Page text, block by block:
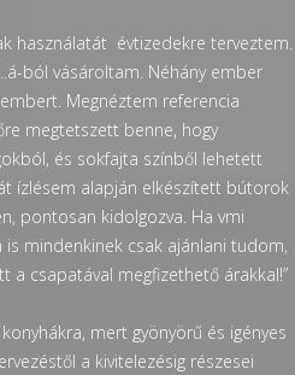
használatát évtizedekre terveztem.
ból vásároltam. Néhány ember
Megnéztem referencia
megtetszett benne, hogy
és sokfajta színből lehetett
ízlésem alapján elkészített bútorok
pontosan kidolgozva. Ha vmi
mindenkinek csak ajánlani tudom,
a csapatával megfizethető árakkal!”
mert gyönyörű és igényes
a kivitelezésig részesei